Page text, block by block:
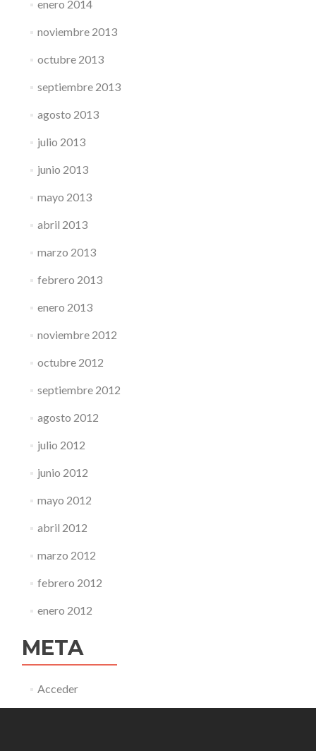
enero 2014
noviembre 2013
octubre 2013
septiembre 2013
agosto 2013
julio 2013
junio 2013
mayo 2013
abril 2013
marzo 2013
febrero 2013
enero 2013
noviembre 2012
octubre 2012
septiembre 2012
agosto 2012
julio 2012
junio 2012
mayo 2012
abril 2012
marzo 2012
febrero 2012
enero 2012
META
Acceder